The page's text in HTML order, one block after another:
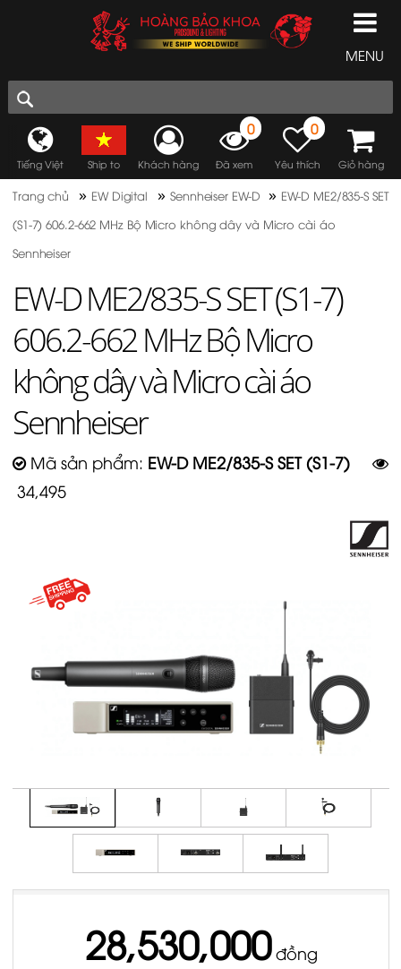
MENU
Tiếng Việt Ship to Khách hàng
0
Đã xem
0
Yêu thích Giỏ hàng
Trang chủ » EW Digital »Sennheiser EW-D » EW-D ME2/835-S SET
(S1-7) 606.2-662 MHz Bộ Micro không dây và Micro cài áo
Sennheiser
EW-D ME2/835-S SET (S1-7)
606.2-662 MHz Bộ Micro
không dây và Micro cài áo
Sennheiser
Mã sản phẩm: EW-D ME2/835-S SET (S1-7)
34,495
28,530,000đồng